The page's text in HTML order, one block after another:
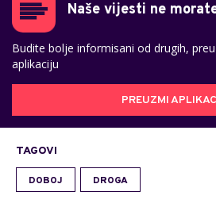
Naše vijesti ne
Budite bolje informisani od drugih,
aplikaciju
PREUZMI
TAGOVI
DOBOJ DROGA